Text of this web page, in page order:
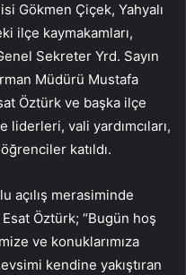
Gökmen Çiçek, Yahyalı
ilçe kaymakamları,
Sekreter Yrd. Sayın
Müdürü Mustafa
Öztürk ve başka ilçe
vali yardımcıları,
katıldı.
açılış merasiminde
Öztürk; “Bugün hoş
ve konuklarımıza
kendine yakıştıran